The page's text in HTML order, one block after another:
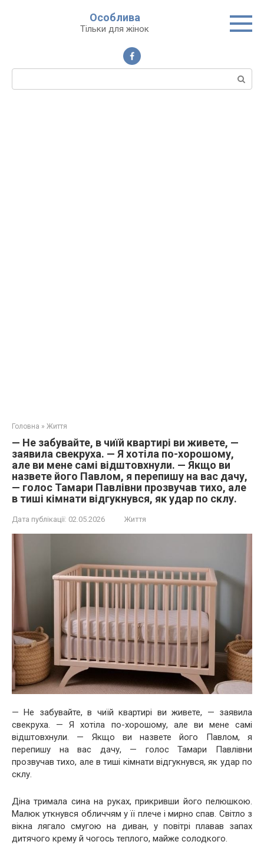
Особлива
Тільки для жінок
Пошук:
Головна » Життя
— Не забувайте, в чиїй квартирі ви живете, —
заявила свекруха. — Я хотіла по-хорошому,
але ви мене самі відштовхнули. — Якщо ви
назвете його Павлом, я перепишу на вас дачу,
— голос Тамари Павлівни прозвучав тихо, але
в тиші кімнати відгукнувся, як удар по склу.
Дата публікації: 02.05.2026 Життя
— Не забувайте, в чиїй квартирі ви живете, — заявила
свекруха. — Я хотіла по-хорошому, але ви мене самі
відштовхнули. — Якщо ви назвете його Павлом, я
перепишу на вас дачу, — голос Тамари Павлівни
прозвучав тихо, але в тиші кімнати відгукнувся, як удар по
склу.
Діна тримала сина на руках, прикривши його пелюшкою.
Малюк уткнувся обличчям у її плече і мирно спав. Світло з
вікна лягало смугою на диван, у повітрі плавав запах
дитячого крему й чогось теплого, майже солодкого.